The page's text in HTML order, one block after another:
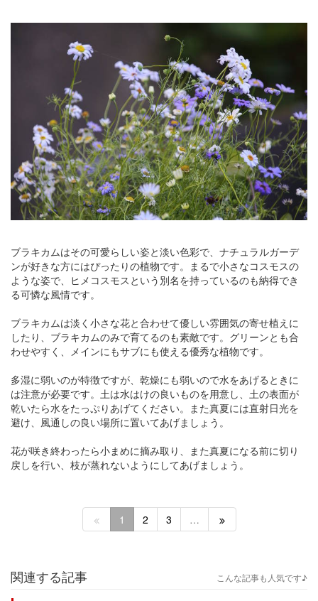
ブラキカムはその可愛らしい姿と淡い色彩で、ナチュラルガーデ
ンが好きな方にはぴったりの植物です。まるで小さなコスモスの
ような姿で、ヒメコスモスという別名を持っているのも納得でき
る可憐な風情です。
ブラキカムは淡く小さな花と合わせて優しい雰囲気の寄せ植えに
したり、ブラキカムのみで育てるのも素敵です。グリーンとも合
わせやすく、メインにもサブにも使える優秀な植物です。
多湿に弱いのが特徴ですが、乾燥にも弱いので水をあげるときに
は注意が必要です。土は水はけの良いものを用意し、土の表面が
乾いたら水をたっぷりあげてください。また真夏には直射日光を
避け、風通しの良い場所に置いてあげましょう。
花が咲き終わったら小まめに摘み取り、また真夏になる前に切り
戻しを行い、枝が蒸れないようにしてあげましょう。
1 2 3 …
関連する記事 こんな記事も人気です♪